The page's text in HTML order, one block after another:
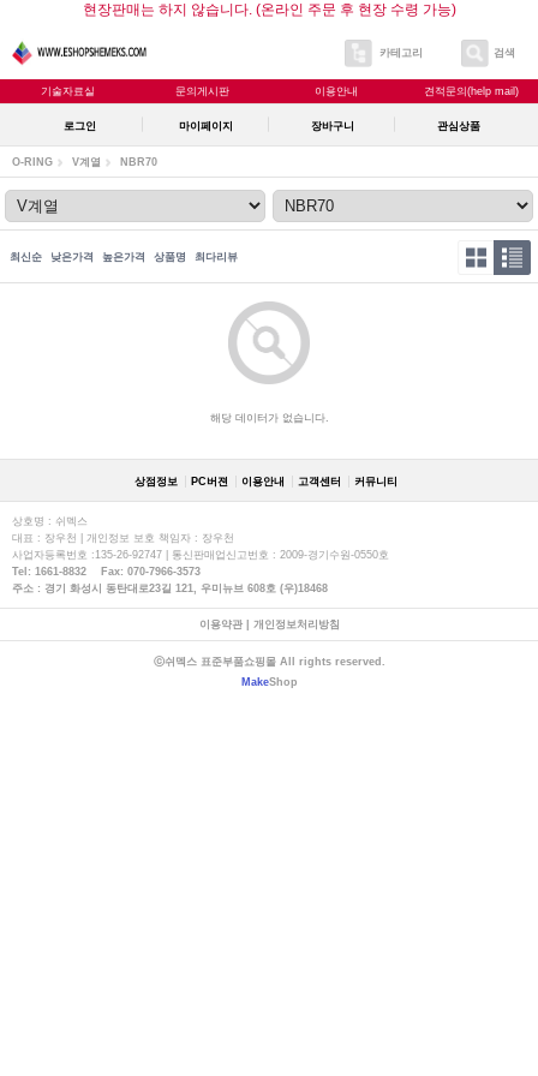
현장판매는 하지 않습니다. (온라인 주문 후 현장 수령 가능)
카테고리 검색
기술자료실 문의게시판 이용안내 견적문의(help mail)
로그인 마이페이지 장바구니 관심상품
O-RING V계열 NBR70
최신순 낮은가격 높은가격 상품명 최다리뷰
해당 데이터가 없습니다.
상점정보 PC버젼 이용안내 고객센터 커뮤니티
상호명 : 쉬멕스
대표 : 장우천 | 개인정보 보호 책임자 : 장우천
사업자등록번호 :135-26-92747 | 통신판매업신고번호 : 2009-경기수원-0550호
Tel: 1661-8832 Fax: 070-7966-3573
주소 : 경기 화성시 동탄대로23길 121, 우미뉴브 608호 (우)18468
이용약관| 개인정보처리방침
ⓒ쉬멕스 표준부품쇼핑몰 All rights reserved.
MakeShop